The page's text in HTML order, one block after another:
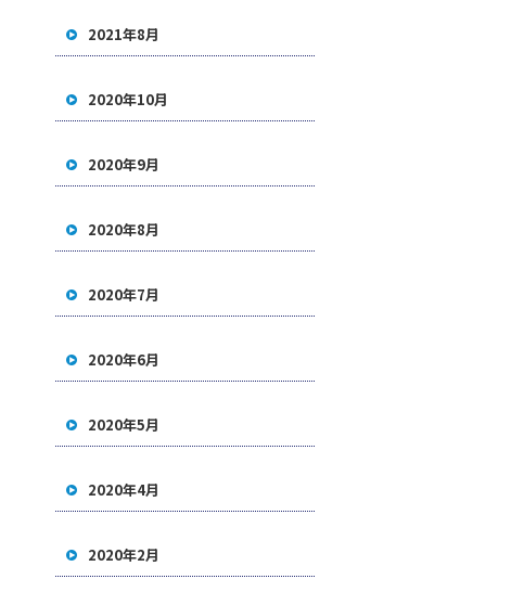
2021年8月
2020年10月
2020年9月
2020年8月
2020年7月
2020年6月
2020年5月
2020年4月
2020年2月